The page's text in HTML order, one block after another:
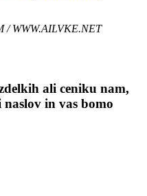
/ WWW.AILVKE.NET
ali ceniku nam,
in vas bomo